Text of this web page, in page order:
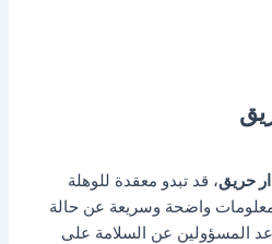
حريق، قد تبدو معقدة للوهلة
معلومات واضحة وسريعة عن حالة
المسؤولين عن السلامة على